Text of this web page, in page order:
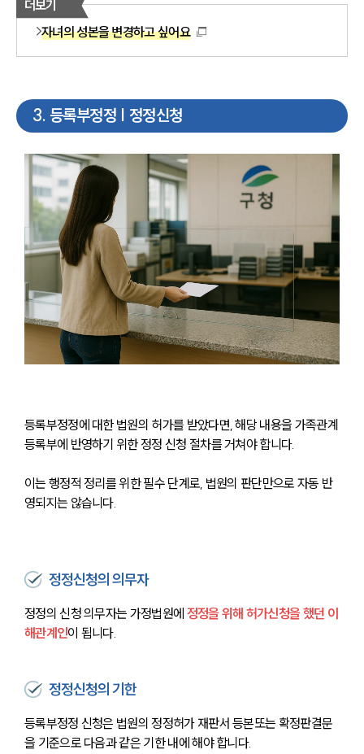
더보기
자녀의 성본을 변경하고 싶어요
3. 등록부정정 | 정정신청
등록부정정에 대한 법원의 허가를 받았다면, 해당 내용을 가족관계
등록부에 반영하기 위한 정정 신청 절차를 거쳐야 합니다.
이는 행정적 정리를 위한 필수 단계로, 법원의 판단만으로 자동 반
영되지는 않습니다.
정정신청의 의무자
정정의 신청 의무자는 가정법원에 정정을 위해 허가신청을 했던 이
해관계인이 됩니다.
정정신청의 기한
등록부정정 신청은 법원의 정정허가 재판서 등본또는 확정판결문
을 기준으로 다음과 같은 기한 내에 해야 합니다.